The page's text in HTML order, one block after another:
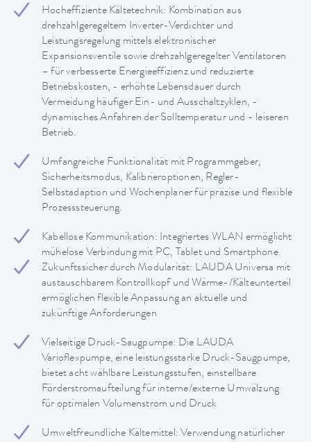
Hocheffiziente Kältetechnik: Kombination aus
drehzahlgeregeltem Inverter-Verdichter und
Leistungsregelung mittels elektronischer
Expansionsventile sowie drehzahlgeregelter Ventilatoren
– für verbesserte Energieeffizienz und reduzierte
Betriebskosten, - erhöhte Lebensdauer durch
Vermeidung häufiger Ein- und Ausschaltzyklen, -
dynamisches Anfahren der Solltemperatur und - leiseren
Betrieb.
Umfangreiche Funktionalität mit Programmgeber,
Sicherheitsmodus, Kalibrieroptionen, Regler-
Selbstadaption und Wochenplaner für präzise und flexible
Prozesssteuerung.
Kabellose Kommunikation: Integriertes WLAN ermöglicht
mühelose Verbindung mit PC, Tablet und Smartphone.
Zukunftssicher durch Modularität: LAUDA Universa mit
austauschbarem Kontrollkopf und Wärme-/Kälteunterteil
ermöglichen flexible Anpassung an aktuelle und
zukünftige Anforderungen
Vielseitige Druck-Saugpumpe: Die LAUDA
Varioflexpumpe, eine leistungsstarke Druck-Saugpumpe,
bietet acht wählbare Leistungsstufen, einstellbare
Förderstromaufteilung für interne/externe Umwälzung
für optimalen Volumenstrom und Druck
Umweltfreundliche Kältemittel: Verwendung natürlicher